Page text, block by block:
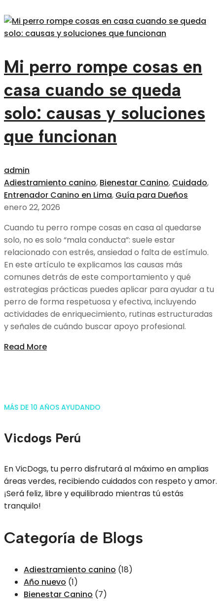
Mi perro rompe cosas en
casa cuando se queda
solo: causas y soluciones
que funcionan
admin
Adiestramiento canino, Bienestar Canino, Cuidado,
Entrenador Canino en Lima, Guía para Dueños
enero 22, 2026
Cuando tu perro rompe cosas en casa al quedarse
solo, no es solo “mala conducta”: suele estar
relacionado con estrés, ansiedad o falta de estímulo.
En este artículo te explicamos las causas más
comunes detrás de este comportamiento y qué
estrategias prácticas puedes aplicar para ayudar a tu
perro de forma respetuosa y efectiva, incluyendo
actividades de enriquecimiento, rutinas estructuradas
y señales de cuándo buscar apoyo profesional.
Read More
MÁS DE 10 AÑOS AYUDANDO
Vicdogs Perú
En VicDogs, tu perro disfrutará al máximo en amplias
áreas verdes, recibiendo cuidados con respeto y amor.
¡Será feliz, libre y equilibrado mientras tú estás
tranquilo!
Categoría de Blogs
Adiestramiento canino (18)
Año nuevo (1)
Bienestar Canino (7)